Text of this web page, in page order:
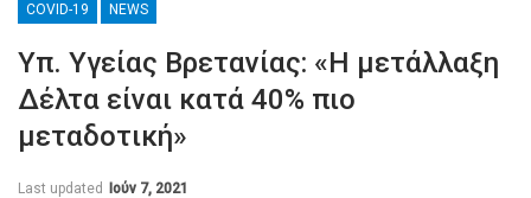
COVID-19 NEWS
Υπ. Υγείας Βρετανίας: «Η μετάλλαξη
Δέλτα είναι κατά 40% πιο
μεταδοτική»
Last updated Ιούν 7, 2021